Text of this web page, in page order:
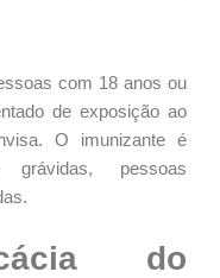
com 18 anos ou
de exposição ao
O imunizante é
grávidas, pessoas
do